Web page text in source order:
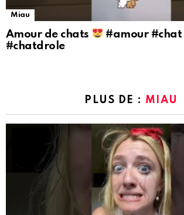
Miau
Amour de chats
#amour #chat
#chatdrole
PLUS DE : MIAU